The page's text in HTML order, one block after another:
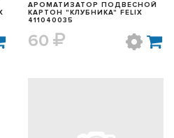
АРОМАТИЗАТОР ПОДВЕСНОЙ
КАРТОН "КЛУБНИКА" FELIX
411040035
60